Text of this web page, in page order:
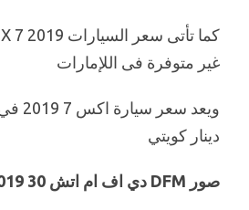
غير متوفرة فى اللإمارات
دينار كويتي
صور DFM دي اف ام اتش 30 2019